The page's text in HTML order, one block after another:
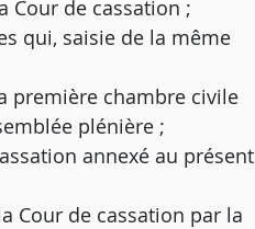
Cour de cassation ;
qui, saisie de la même
première chambre civile
plénière ;
annexé au présent
Cour de cassation par la